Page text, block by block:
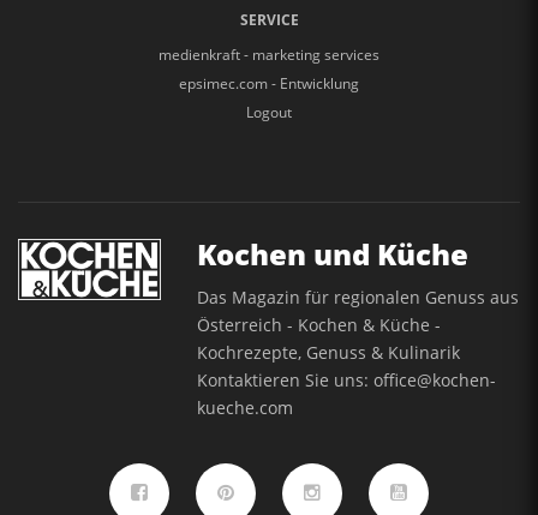
SERVICE
medienkraft - marketing services
epsimec.com - Entwicklung
Logout
Kochen und Küche
Das Magazin für regionalen Genuss aus
Österreich - Kochen & Küche -
Kochrezepte, Genuss & Kulinarik
Kontaktieren Sie uns:office@kochen-
kueche.com